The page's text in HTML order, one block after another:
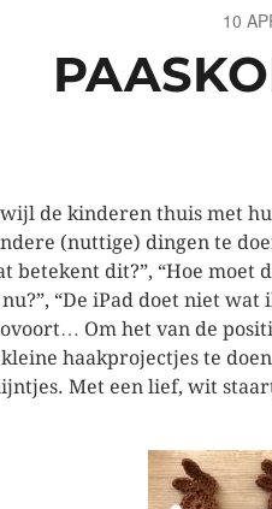
10
de kinderen thuis met
(nuttige) dingen te
betekent dit?”, “Hoe moet
“De iPad doet niet
Om het van de
haakprojectjes te
Met een lief, wit